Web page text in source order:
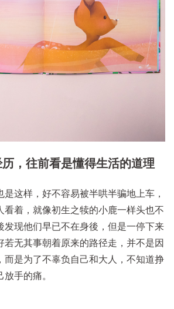
，往前看是懂得生活的道理
这样，好不容易被半哄半骗地上车，
看着，就像初生之犊的小鹿一样头也不
发现他们早已不在身後，但是一停下来
若无其事朝着原来的路径走，并不是因
而是为了不辜负自己和大人，不知道挣
手的痛。